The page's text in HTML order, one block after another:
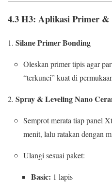
4.3 H3: Aplikasi Primer &
Silane Primer Bonding
Oleskan primer tipis agar
“terkunci” kuat di
Spray & Leveling Nano
Semprot merata tiap panel
menit, lalu ratakan dengan
Ulangi sesuai paket:
Basic: 1 lapis